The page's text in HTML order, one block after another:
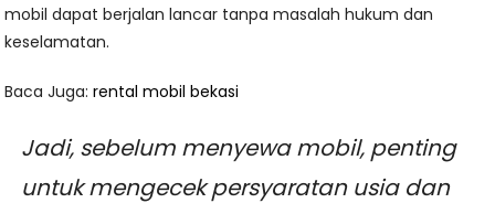
mobil dapat berjalan lancar tanpa masalah hukum dan
keselamatan.
Baca Juga:rental mobil bekasi
Jadi, sebelum menyewa mobil, penting
untuk mengecek persyaratan usia dan